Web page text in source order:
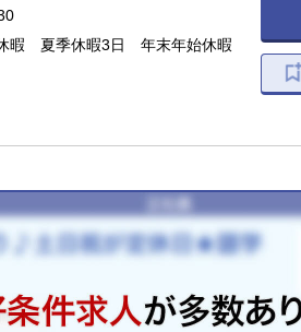
暇 夏季休暇3日 年末年始休暇